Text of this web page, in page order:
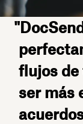
flujos de
ser más